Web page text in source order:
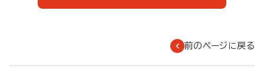
前のページに戻る